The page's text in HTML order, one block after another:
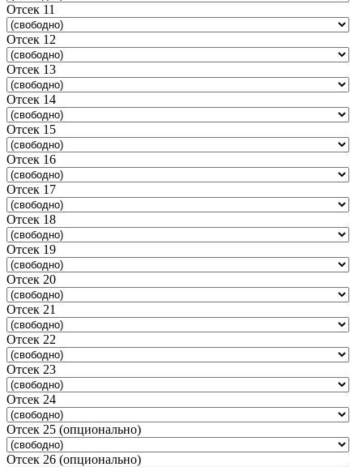
Отсек 11
Отсек 12
Отсек 13
Отсек 14
Отсек 15
Отсек 16
Отсек 17
Отсек 18
Отсек 19
Отсек 20
Отсек 21
Отсек 22
Отсек 23
Отсек 24
Отсек 25 (опционально)
Отсек 26 (опционально)